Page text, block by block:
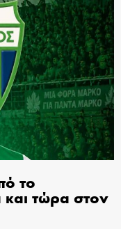
το
και τώρα στον